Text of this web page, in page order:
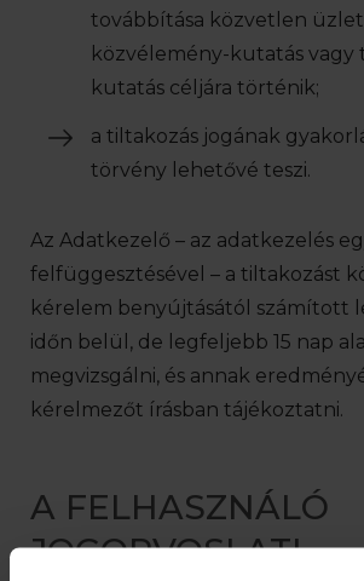
továbbítása közvetlen
közvélemény-kutatás vagy
kutatás céljára történik;
a tiltakozás jogának
törvény lehetővé teszi.
Az Adatkezelő – az adatkezelés
felfüggesztésével – a tiltakozást
kérelem benyújtásától számított
időn belül, de legfeljebb 15 nap
megvizsgálni, és annak
kérelmezőt írásban tájékoztatni.
A FELHASZNÁLÓ
JOGORVOSLATI